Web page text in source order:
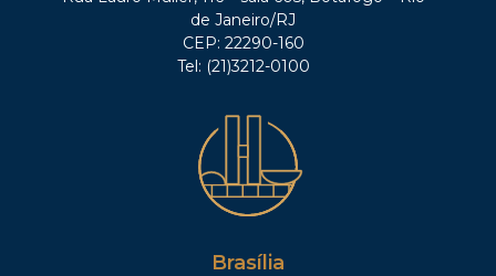
de Janeiro/RJ
CEP: 22290-160
Tel: (21)3212-0100
Brasília